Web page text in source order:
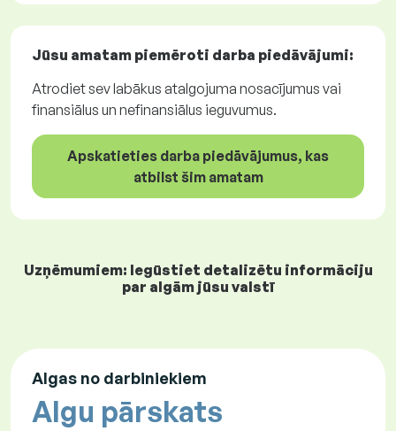
Jūsu amatam piemēroti darba piedāvājumi:
Atrodiet sev labākus atalgojuma nosacījumus vai
finansiālus un nefinansiālus ieguvumus.
Apskatieties darba piedāvājumus, kas
atbilst šim amatam
Uzņēmumiem: Iegūstiet detalizētu informāciju
par algām jūsu valstī
Algas no darbiniekiem
Algu pārskats